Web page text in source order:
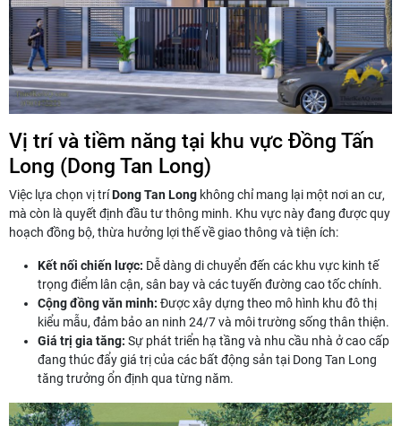
Vị trí và tiềm năng tại khu vực Đồng Tấn
Long (Dong Tan Long)
Việc lựa chọn vị tríDong Tan Long không chỉ mang lại một nơi an cư,
mà còn là quyết định đầu tư thông minh. Khu vực này đang được quy
hoạch đồng bộ, thừa hưởng lợi thế về giao thông và tiện ích:
Kết nối chiến lược: Dễ dàng di chuyển đến các khu vực kinh tế
trọng điểm lân cận, sân bay và các tuyến đường cao tốc chính.
Cộng đồng văn minh: Được xây dựng theo mô hình khu đô thị
kiểu mẫu, đảm bảo an ninh 24/7 và môi trường sống thân thiện.
Giá trị gia tăng: Sự phát triển hạ tầng và nhu cầu nhà ở cao cấp
đang thúc đẩy giá trị của các bất động sản tại Dong Tan Long
tăng trưởng ổn định qua từng năm.